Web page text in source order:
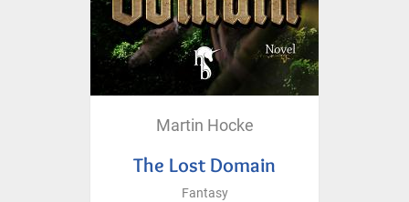
Martin Hocke
The Lost Domain
Fantasy